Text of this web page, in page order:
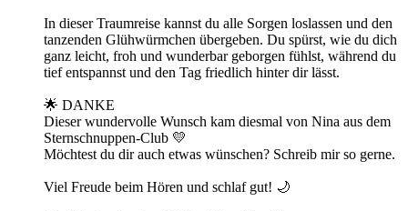
In dieser Traumreise kannst du alle Sorgen loslassen und den
tanzenden Glühwürmchen übergeben. Du spürst, wie du dich
ganz leicht, froh und wunderbar geborgen fühlst, während du
tief entspannst und den Tag friedlich hinter dir lässt.
🌟 DANKE
Dieser wundervolle Wunsch kam diesmal von Nina aus dem
Sternschnuppen-Club 💛
Möchtest du dir auch etwas wünschen? Schreib mir so gerne.
Viel Freude beim Hören und schlaf gut! 🌙